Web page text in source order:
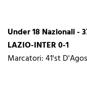
Under 18 Nazionali -
LAZIO-INTER 0-1
Marcatori: 41'st